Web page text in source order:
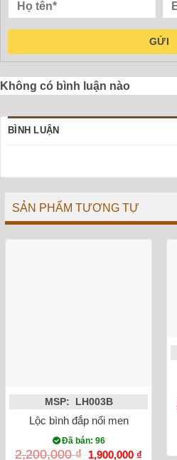
GỬI
Không có bình luận nào
BÌNH LUẬN
SẢN PHẨM TƯƠNG TỰ
MSP: LH003B
Lộc bình đắp nổi men rạn cổ
Đã bán: 96
2,200,000₫
Giá
1,900,000 ₫